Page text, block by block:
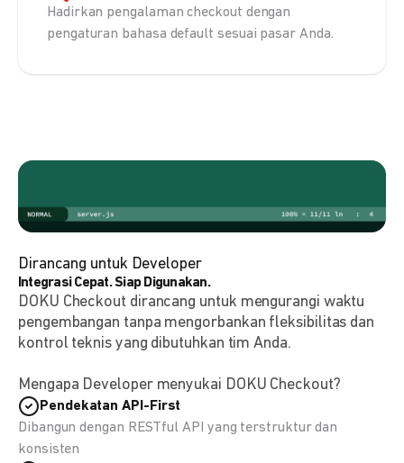
Hadirkan pengalaman checkout dengan
pengaturan bahasa default sesuai pasar Anda.
Dirancang untuk Developer
Integrasi Cepat. Siap Digunakan.
DOKU Checkout dirancang untuk mengurangi waktu
pengembangan tanpa mengorbankan fleksibilitas dan
kontrol teknis yang dibutuhkan tim Anda.
Mengapa Developer menyukai DOKU Checkout?
Pendekatan API-First
Dibangun dengan RESTful API yang terstruktur dan
konsisten